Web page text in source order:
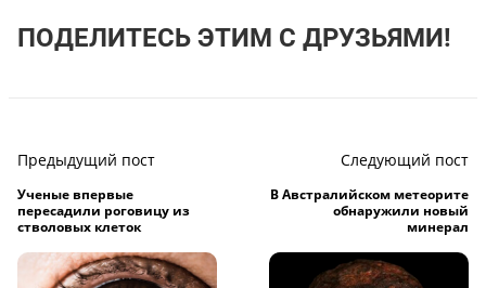
ПОДЕЛИТЕСЬ ЭТИМ С ДРУЗЬЯМИ!
Предыдущий пост
Ученые впервые
пересадили роговицу из
стволовых клеток
Следующий пост
В Австралийском метеорите
обнаружили новый
минерал